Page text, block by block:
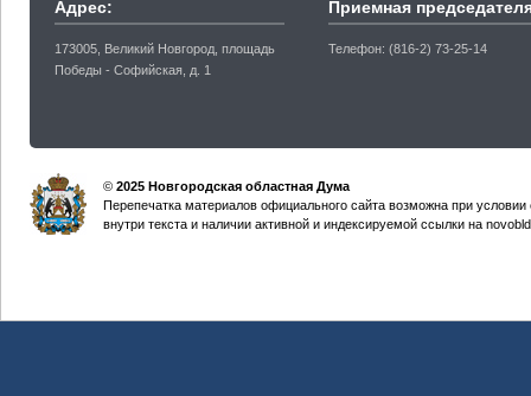
Адрес:
173005, Великий Новгород, площадь
Победы - Софийская, д. 1
Приемная
Телефон: (816-2) 73-25-14
© 2025 Новгородская областная Дума
Перепечатка материалов официального сайта возможна при
внутри текста и наличии активной и индексируемой ссылки на